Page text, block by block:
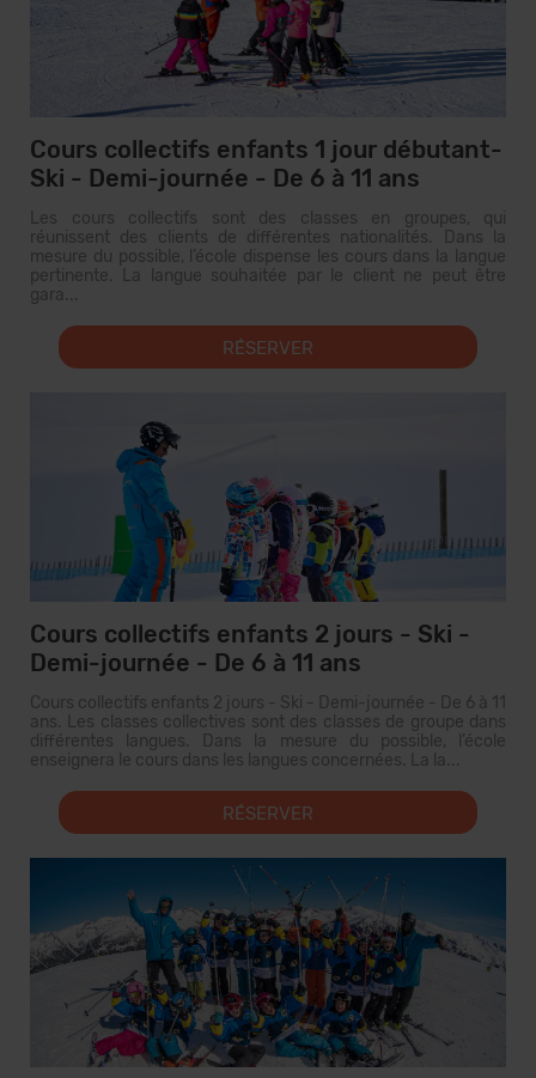
Cours collectifs enfants 1 jour débutant-
Ski - Demi-journée - De 6 à 11 ans
Les cours collectifs sont des classes en groupes, qui
réunissent des clients de différentes nationalités. Dans la
mesure du possible, l’école dispense les cours dans la langue
pertinente. La langue souhaitée par le client ne peut être
gara...
RÉSERVER
Cours collectifs enfants 2 jours - Ski -
Demi-journée - De 6 à 11 ans
Cours collectifs enfants 2 jours - Ski - Demi-journée - De 6 à 11
ans. Les classes collectives sont des classes de groupe dans
différentes langues. Dans la mesure du possible, l’école
enseignera le cours dans les langues concernées. La la...
RÉSERVER